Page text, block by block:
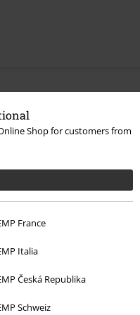
Shop for customers from
France
Italia
Česká Republika
Schweiz